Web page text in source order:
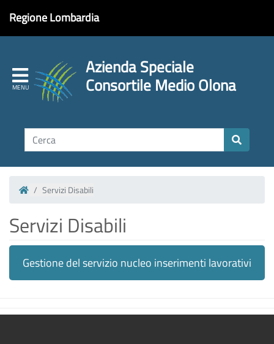
Regione Lombardia
Azienda Speciale
Consortile Medio Olona
Homepage
Servizi Disabili
Servizi Disabili
Gestione del servizio nucleo inserimenti lavorativi